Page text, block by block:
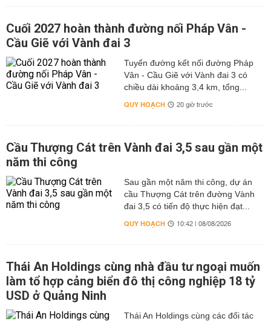
Cuối 2027 hoàn thành đường nối Pháp Vân -
Cầu Giẽ với Vành đai 3
Tuyến đường kết nối đường Pháp
Vân - Cầu Giẽ với Vành đai 3 có
chiều dài khoảng 3,4 km, tổng...
QUY HOẠCH 20 giờ trước
Cầu Thượng Cát trên Vành đai 3,5 sau gần một
năm thi công
Sau gần một năm thi công, dự án
cầu Thượng Cát trên đường Vành
đai 3,5 có tiến độ thực hiện đạt...
QUY HOẠCH 10:42 | 08/08/2026
Thái An Holdings cùng nhà đầu tư ngoại muốn
làm tổ hợp cảng biển đô thị công nghiệp 18 tỷ
USD ở Quảng Ninh
Thái An Holdings cùng các đối tác